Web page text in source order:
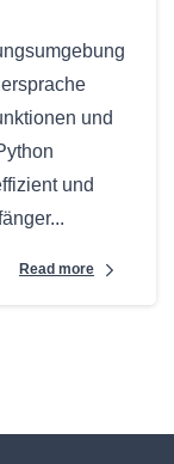
und
und
Read more